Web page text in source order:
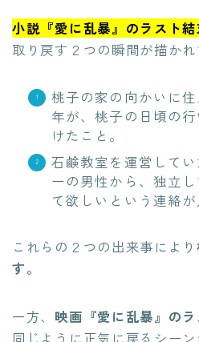
小説『愛に乱暴』のラスト結
取り戻す２つの瞬間が描かれ
桃子の家の向かいに
年が、桃子の日頃の
けたこと。
石鹸教室を運営して
ーの男性から、独立
て欲しいという連絡が
これらの２つの出来事により
す。
一方、 映画『愛に乱暴』の
同じように正気に戻るシー